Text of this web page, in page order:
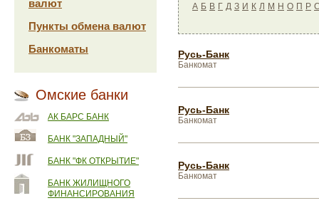
валют
Пункты обмена валют
Банкоматы
Омские банки
АК БАРС БАНК
БАНК "ЗАПАДНЫЙ"
БАНК "ФК ОТКРЫТИЕ"
БАНК ЖИЛИЩНОГО
ФИНАНСИРОВАНИЯ
А Б В Г Д З И К Л М Н О П Р
Русь-Банк
Банкомат
Русь-Банк
Банкомат
Русь-Банк
Банкомат